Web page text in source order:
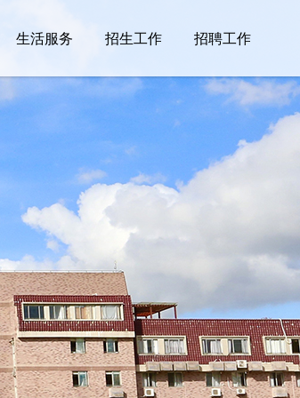
生活服务 招生工作 招聘工作